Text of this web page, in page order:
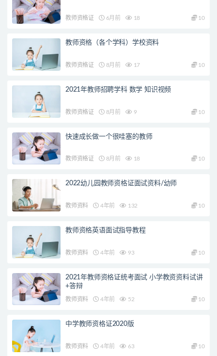
教师资格证 6月前 18 10
教师资格（各个学科）学校资料
教师资格证 8月前 17 10
2021年教师招聘学科 数学 知识视频
教师资格证 8月前 9 10
快速成长做一个很哇塞的教师
教师资格证 8月前 18 10
2022幼儿园教师资格证面试资料/幼师
教师资料 4年前 132 10
教师资格英语面试指导教程
教师资料 4年前 93 10
2021年教师资格证统考面试 小学教资资料试讲
+答辩
教师资料 4年前 52 10
中学教师资格证2020版
教师资料 4年前 63 10